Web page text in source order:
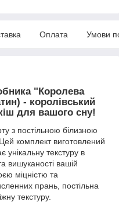
Оплата Умови
"Королева
- королівський
для вашого сну!
з постільною білизною
комплект виготовлений
унікальну текстуру в
вишуканості вашій
міцністю та
прань, постільна
текстуру.